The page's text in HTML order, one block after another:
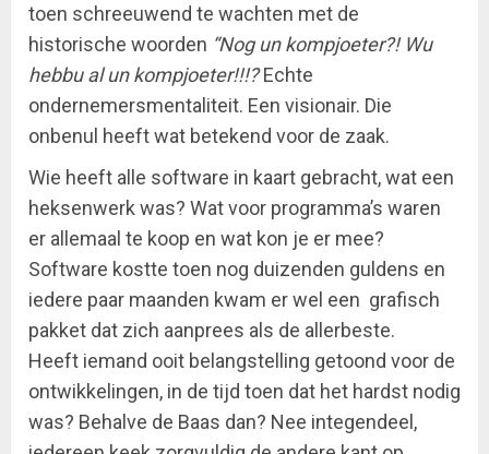
toen schreeuwend te wachten met de
historische woorden “Nog un kompjoeter?! Wu
hebbu al un kompjoeter!!!?Echte
ondernemersmentaliteit. Een visionair. Die
onbenul heeft wat betekend voor de zaak.
Wie heeft alle software in kaart gebracht, wat een
heksenwerk was? Wat voor programma’s waren
er allemaal te koop en wat kon je er mee?
Software kostte toen nog duizenden guldens en
iedere paar maanden kwam er wel een grafisch
pakket dat zich aanprees als de allerbeste.
Heeft iemand ooit belangstelling getoond voor de
ontwikkelingen, in de tijd toen dat het hardst nodig
was? Behalve de Baas dan? Nee integendeel,